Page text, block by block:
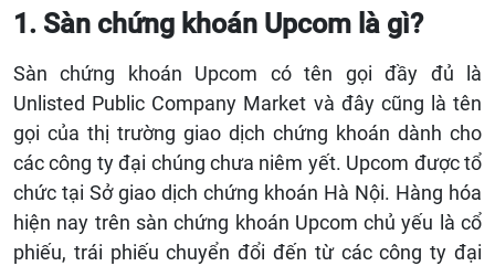
1. Sàn chứng khoán Upcom là gì?
Sàn chứng khoán Upcom có tên gọi đầy đủ là
Unlisted Public Company Market và đây cũng là tên
gọi của thị trường giao dịch chứng khoán dành cho
các công ty đại chúng chưa niêm yết. Upcom được tổ
chức tại Sở giao dịch chứng khoán Hà Nội. Hàng hóa
hiện nay trên sàn chứng khoán Upcom chủ yếu là cổ
phiếu, trái phiếu chuyển đổi đến từ các công ty đại